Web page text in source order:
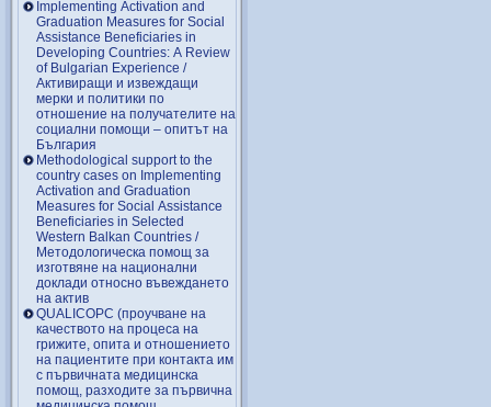
Implementing Activation and
Graduation Measures for Social
Assistance Beneficiaries in
Developing Countries: A Review
of Bulgarian Experience /
Активиращи и извеждащи
мерки и политики по
отношение на получателите на
социални помощи – опитът на
България
Methodological support to the
country cases on Implementing
Activation and Graduation
Measures for Social Assistance
Beneficiaries in Selected
Western Balkan Countries /
Методологическа помощ за
изготвяне на национални
доклади относно въвеждането
на актив
QUALICOPC (проучване на
качеството на процеса на
грижите, опита и отношението
на пациентите при контакта им
с първичната медицинска
помощ, разходите за първична